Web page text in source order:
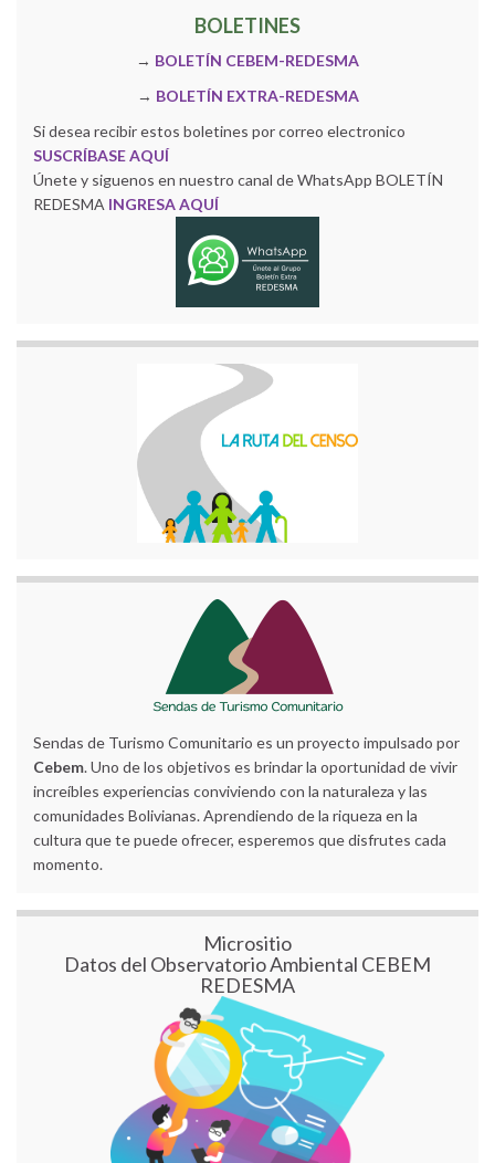
BOLETINES
→ BOLETÍN CEBEM-REDESMA
→ BOLETÍN EXTRA-REDESMA
Si desea recibir estos boletines por correo electronico
SUSCRÍBASE AQUÍ
Únete y siguenos en nuestro canal de WhatsApp BOLETÍN
REDESMA INGRESA AQUÍ
Sendas de Turismo Comunitario es un proyecto impulsado por
Cebem. Uno de los objetivos es brindar la oportunidad de vivir
increíbles experiencias conviviendo con la naturaleza y las
comunidades Bolivianas. Aprendiendo de la riqueza en la
cultura que te puede ofrecer, esperemos que disfrutes cada
momento.
Micrositio
Datos del Observatorio Ambiental CEBEM
REDESMA